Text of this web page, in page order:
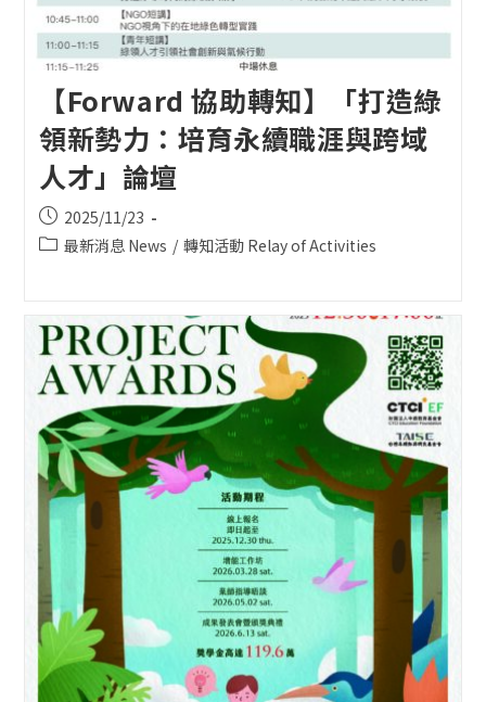
【Forward 協助轉知】「打造綠
領新勢力：培育永續職涯與跨域
人才」論壇
Post
published:
2025/11/23
Post最新消息 News / 轉知活動 Relay of Activities